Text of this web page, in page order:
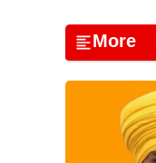
c
e
at
s
A
p
p
More